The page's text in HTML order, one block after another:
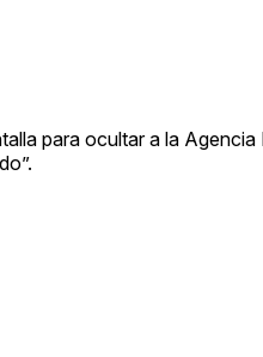
para ocultar a la Agencia